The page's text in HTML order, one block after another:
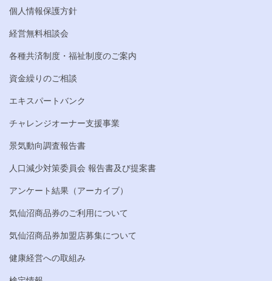
個人情報保護方針
経営無料相談会
各種共済制度・福祉制度のご案内
資金繰りのご相談
エキスパートバンク
チャレンジオーナー支援事業
景気動向調査報告書
人口減少対策委員会 報告書及び提案書
アンケート結果（アーカイブ）
気仙沼商品券のご利用について
気仙沼商品券加盟店募集について
健康経営への取組み